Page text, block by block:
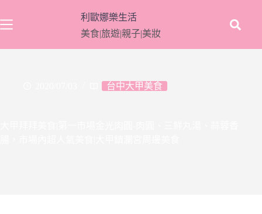
至
要
利歐娜樂生活
美食|旅遊|親子|美妝
台中大甲美食